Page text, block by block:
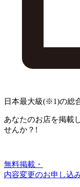
日本最大級(※1)の総
あなたのお店を掲載
せんか？!
無料掲載・
内容変更のお申し込